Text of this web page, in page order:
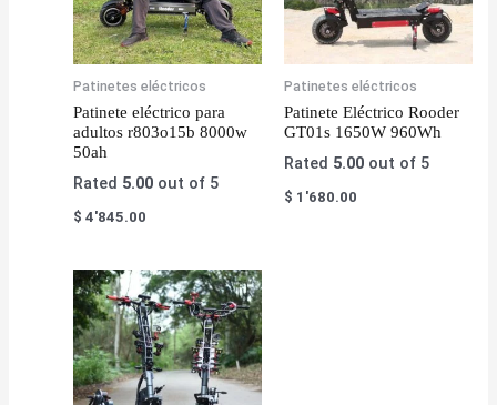
Patinetes eléctricos
Patinete eléctrico para
adultos r803o15b 8000w
50ah
Rated 5.00 out of 5
$ 4'845.00
Patinetes eléctricos
Patinete Eléctrico Rooder
GT01s 1650W 960Wh
Rated 5.00out of 5
$ 1'680.00